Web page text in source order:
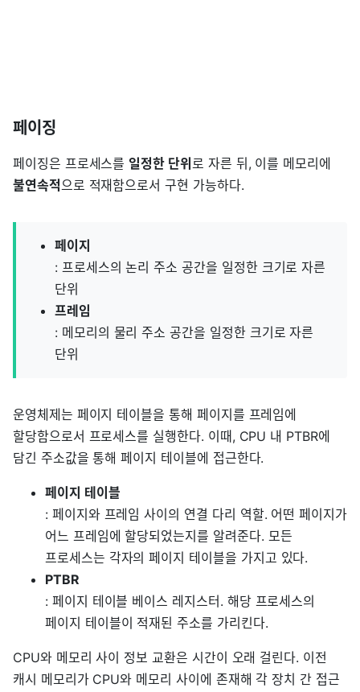
페이징
페이징은 프로세스를 일정한 단위 로 자른 뒤, 이를 메모리에
불연속적으로 적재함으로서 구현 가능하다.
페이지
: 프로세스의 논리 주소 공간을 일정한 크기로 자른
단위
프레임
: 메모리의 물리 주소 공간을 일정한 크기로 자른
단위
운영체제는 페이지 테이블을 통해 페이지를 프레임에
할당함으로서 프로세스를 실행한다. 이때, CPU 내 PTBR에
담긴 주소값을 통해 페이지 테이블에 접근한다.
페이지 테이블
: 페이지와 프레임 사이의 연결 다리 역할. 어떤 페이지가
어느 프레임에 할당되었는지를 알려준다. 모든
프로세스는 각자의 페이지 테이블을 가지고 있다.
PTBR
: 페이지 테이블 베이스 레지스터. 해당 프로세스의
페이지 테이블이 적재된 주소를 가리킨다.
CPU와 메모리 사이 정보 교환은 시간이 오래 걸린다. 이전
캐시 메모리가 CPU와 메모리 사이에 존재해 각 장치 간 접근